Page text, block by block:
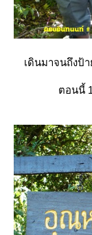
เดินมาจนถึงป้
ตอนนี้